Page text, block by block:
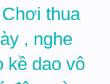
Chơi thua
, nghe
kề dao vô